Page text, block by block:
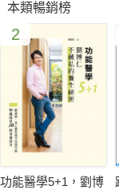
用物理治療的專業
貼心地提供所有準
的哺乳準備開始，
見的困擾和新手媽
胸部變形的各種實
就班照著做，就能
本類暢銷榜
2
功能醫學5+1，劉博